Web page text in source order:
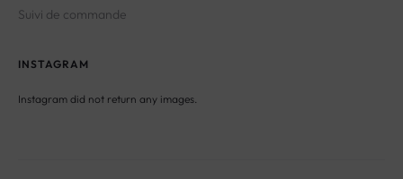
Suivi de commande
INSTAGRAM
Instagram did not return any images.